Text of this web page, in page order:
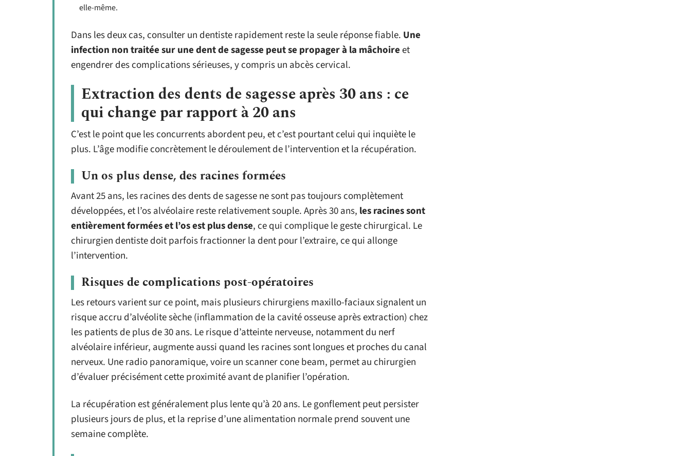
elle-même.
Dans les deux cas, consulter un dentiste rapidement reste la seule réponse fiable. Une
infection non traitée sur une dent de sagesse peut se propager à la mâchoireet
engendrer des complications sérieuses, y compris un abcès cervical.
Extraction des dents de sagesse après 30 ans : ce
qui change par rapport à 20 ans
C’est le point que les concurrents abordent peu, et c’est pourtant celui qui inquiète le
plus. L’âge modifie concrètement le déroulement de l’intervention et la récupération.
Un os plus dense, des racines formées
Avant 25 ans, les racines des dents de sagesse ne sont pas toujours complètement
développées, et l’os alvéolaire reste relativement souple. Après 30 ans, les racines sont
entièrement formées et l’os est plus dense, ce qui complique le geste chirurgical. Le
chirurgien dentiste doit parfois fractionner la dent pour l’extraire, ce qui allonge
l’intervention.
Risques de complications post-opératoires
Les retours varient sur ce point, mais plusieurs chirurgiens maxillo-faciaux signalent un
risque accru d’alvéolite sèche (inflammation de la cavité osseuse après extraction) chez
les patients de plus de 30 ans. Le risque d’atteinte nerveuse, notamment du nerf
alvéolaire inférieur, augmente aussi quand les racines sont longues et proches du canal
nerveux. Une radio panoramique, voire un scanner cone beam, permet au chirurgien
d’évaluer précisément cette proximité avant de planifier l’opération.
La récupération est généralement plus lente qu’à 20 ans. Le gonflement peut persister
plusieurs jours de plus, et la reprise d’une alimentation normale prend souvent une
semaine complète.